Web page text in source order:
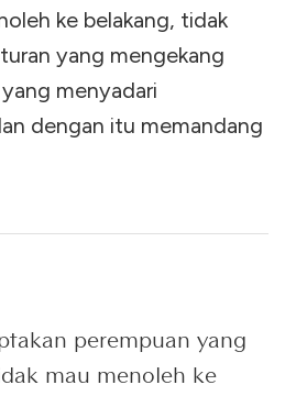
ke belakang, tidak
yang mengekang
menyadari
dengan itu memandang
perempuan yang
mau menoleh ke